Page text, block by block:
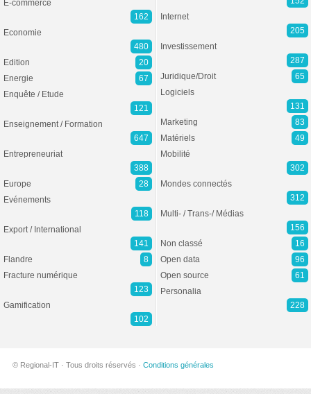
E-commerce
162
Economie
480
Edition
20
Energie
67
Enquête / Etude
121
Enseignement / Formation
647
Entrepreneuriat
388
Europe
28
Evénements
118
Export / International
141
Flandre
8
Fracture numérique
123
Gamification
102
Internet
205
Investissement
287
Juridique/Droit
65
Logiciels
131
Marketing
83
Matériels
49
Mobilité
302
Mondes connectés
312
Multi- / Trans-/ Médias
156
Non classé
16
Open data
96
Open source
61
Personalia
228
© Regional-IT · Tous droits réservés · Conditions générales